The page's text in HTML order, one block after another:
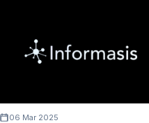
06 Mar 2025